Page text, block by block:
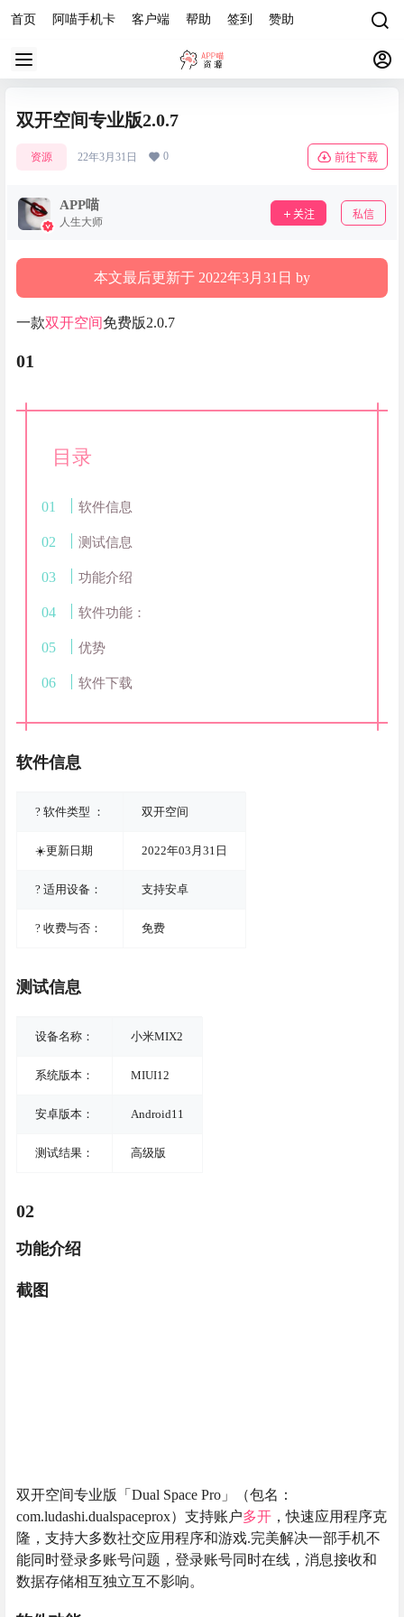
首页 阿喵手机卡 客户端 帮助 签到 赞助
双开空间专业版2.0.7
资源 22年3月31日 0 前往下载
APP喵
人生大师
关注 私信
本文最后更新于 2022年3月31日 by
一款双开空间免费版2.0.7
01
目录
软件信息
测试信息
功能介绍
软件功能：
优势
软件下载
软件信息
? 软件类型 ： 双开空间
☀️更新日期 2022年03月31日
? 适用设备： 支持安卓
? 收费与否： 免费
测试信息
设备名称： 小米MIX2
系统版本： MIUI12
安卓版本： Android11
测试结果： 高级版
02
功能介绍
截图
双开空间专业版「Dual Space Pro」（包名：
com.ludashi.dualspaceprox）支持账户多开 ，快速应用程序克
隆，支持大多数社交应用程序和游戏.完美解决一部手机不
能同时登录多账号问题，登录账号同时在线，消息接收和
数据存储相互独立互不影响。